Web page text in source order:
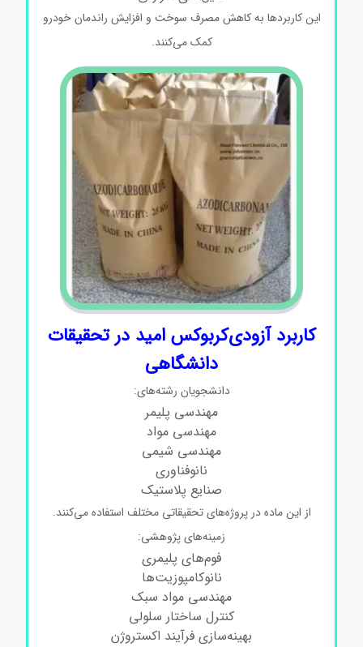
این کاربردها به کاهش مصرف سوخت و افزایش راندمان خودرو
کمک می‌کنند.
کاربرد آزودی‌کربوکس امید در تحقیقات
دانشگاهی
دانشجویان رشته‌های:
مهندسی پلیمر
مهندسی مواد
مهندسی شیمی
نانوفناوری
صنایع پلاستیک
از این ماده در پروژه‌های تحقیقاتی مختلف استفاده می‌کنند.
زمینه‌های پژوهشی:
فوم‌های پلیمری
نانوکامپوزیت‌ها
مهندسی مواد سبک
کنترل ساختار سلولی
بهینه‌سازی فرآیند اکستروژن